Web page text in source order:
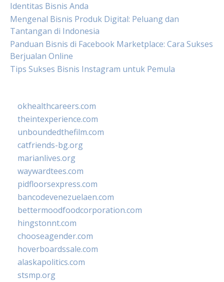
Identitas Bisnis Anda
Mengenal Bisnis Produk Digital: Peluang dan
Tantangan di Indonesia
Panduan Bisnis di Facebook Marketplace: Cara Sukses
Berjualan Online
Tips Sukses Bisnis Instagram untuk Pemula
okhealthcareers.com
theintexperience.com
unboundedthefilm.com
catfriends-bg.org
marianlives.org
waywardtees.com
pidfloorsexpress.com
bancodevenezuelaen.com
bettermoodfoodcorporation.com
hingstonnt.com
chooseagender.com
hoverboardssale.com
alaskapolitics.com
stsmp.org